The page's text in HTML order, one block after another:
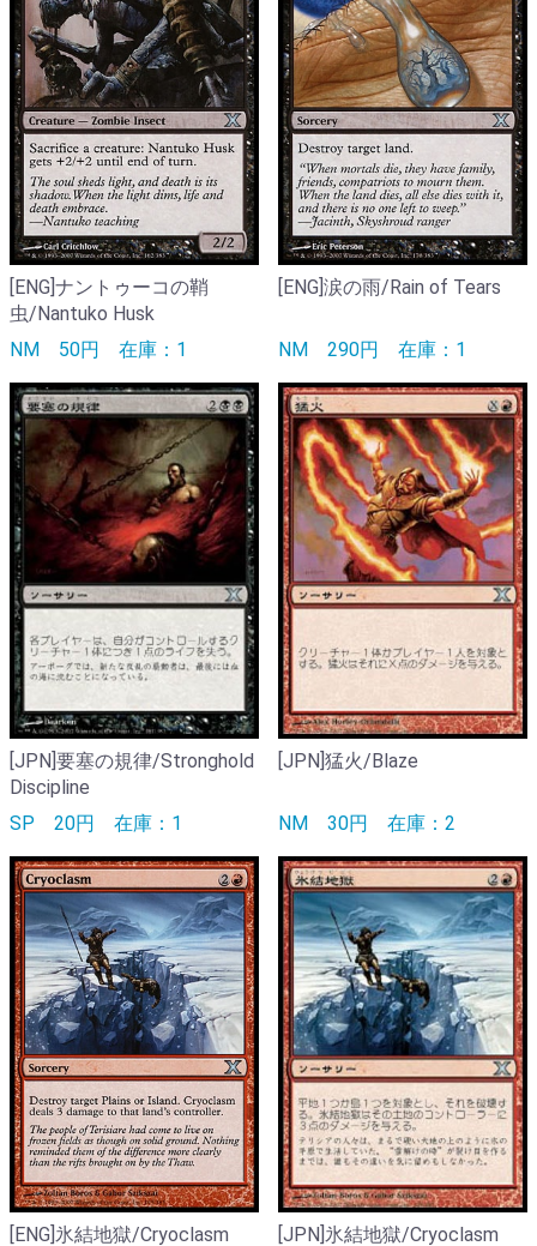
[ENG]ナントゥーコの鞘
虫/Nantuko Husk
NM 50円 在庫：1
[ENG]涙の雨/Rain of Tears
NM 290円 在庫：1
[JPN]要塞の規律/Stronghold
Discipline
SP 20円 在庫：1
[JPN]猛火/Blaze
NM 30円 在庫：2
[ENG]氷結地獄/Cryoclasm
[JPN]氷結地獄/Cryoclasm